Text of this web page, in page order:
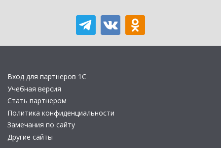
Вход для партнеров 1С
Учебная версия
Стать партнером
Политика конфиденциальности
Замечания по сайту
Другие сайты